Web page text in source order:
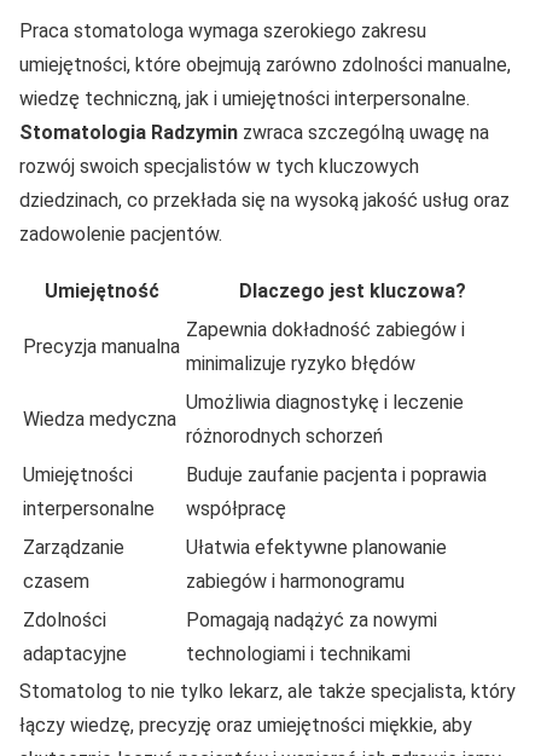
Praca stomatologa wymaga szerokiego zakresu
umiejętności, które obejmują zarówno zdolności manualne,
wiedzę techniczną, jak i umiejętności interpersonalne.
Stomatologia Radzymin zwraca szczególną uwagę na
rozwój swoich specjalistów w tych kluczowych
dziedzinach, co przekłada się na wysoką jakość usług oraz
zadowolenie pacjentów.
Umiejętność Dlaczego jest kluczowa?
Precyzja manualna
Zapewnia dokładność zabiegów i
minimalizuje ryzyko błędów
Wiedza medyczna
Umożliwia diagnostykę i leczenie
różnorodnych schorzeń
Umiejętności
interpersonalne
Buduje zaufanie pacjenta i poprawia
współpracę
Zarządzanie
czasem
Ułatwia efektywne planowanie
zabiegów i harmonogramu
Zdolności
adaptacyjne
Pomagają nadążyć za nowymi
technologiami i technikami
Stomatolog to nie tylko lekarz, ale także specjalista, który
łączy wiedzę, precyzję oraz umiejętności miękkie, aby